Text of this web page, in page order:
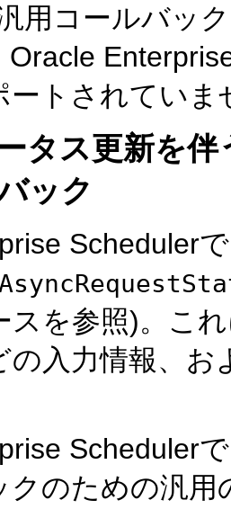
用コールバッ
Oracle
ートされていま
タス更新を
ック
Scheduler
スを参照)。こ
の入力情報、
Scheduler
クのための汎用